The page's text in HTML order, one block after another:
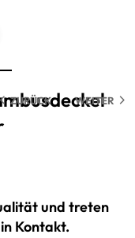
ZURÜCK WEITER
und treten
Kontakt.